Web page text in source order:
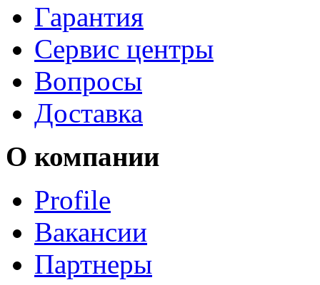
Гарантия
Сервис центры
Вопросы
Доставка
О компании
Profile
Вакансии
Партнеры